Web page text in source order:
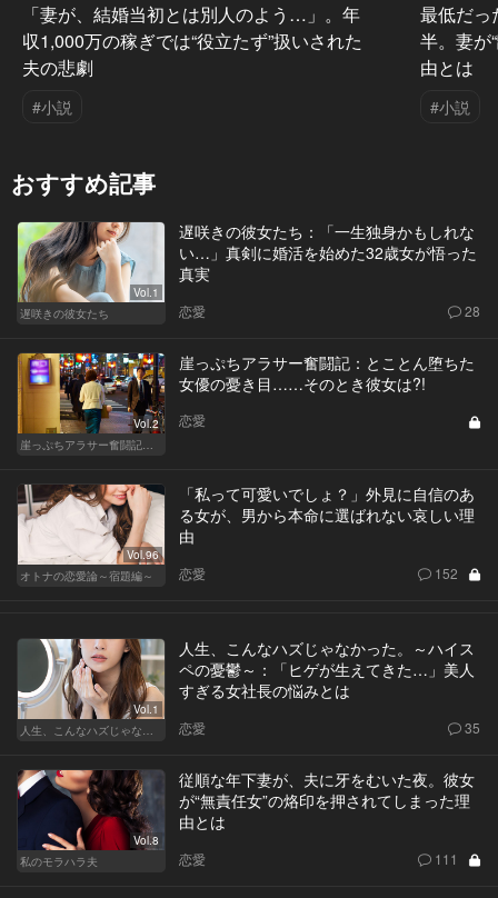
「妻が、結婚当初とは別人のよう…」。年
収1,000万の稼ぎでは“役立たず”扱いされた
夫の悲劇
#小説
最低だっ
半。妻が
由とは
#小説
おすすめ記事
Vol.1
遅咲きの彼女たち
遅咲きの彼女たち：「一生独身かもしれな
い…」真剣に婚活を始めた32歳女が悟った
真実
恋愛 28
Vol.2
崖っぷちアラサー奮闘記 written by 内埜さくら
崖っぷちアラサー奮闘記：とことん堕ちた
女優の憂き目……そのとき彼女は?!
恋愛
Vol.96
オトナの恋愛論～宿題編～
「私って可愛いでしょ？」外見に自信のあ
る女が、男から本命に選ばれない哀しい理
由
恋愛 152
Vol.1
人生、こんなハズじゃなかった。～ハイスペの憂鬱～
人生、こんなハズじゃなかった。～ハイス
ペの憂鬱～：「ヒゲが生えてきた…」美人
すぎる女社長の悩みとは
恋愛 35
Vol.8
私のモラハラ夫
従順な年下妻が、夫に牙をむいた夜。彼女
が“無責任女”の烙印を押されてしまった理
由とは
恋愛 111